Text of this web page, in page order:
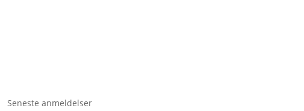
Seneste anmeldelser